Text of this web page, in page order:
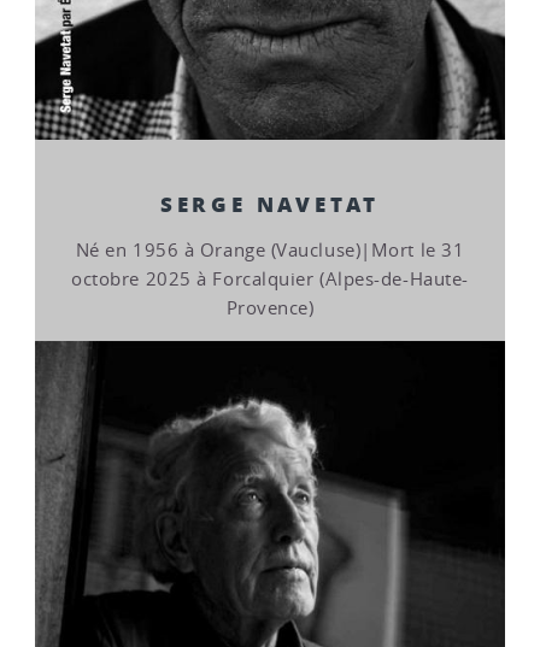
SERGE NAVETAT
Né en 1956 à Orange (Vaucluse)|Mort le 31
octobre 2025 à Forcalquier (Alpes-de-Haute-
Provence)